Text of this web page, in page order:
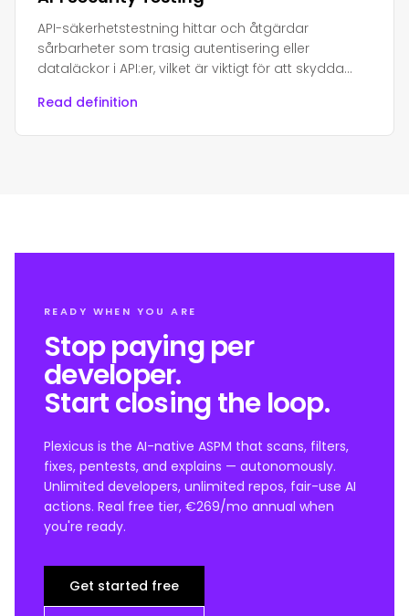
API-säkerhetstestning hittar och åtgärdar
sårbarheter som trasig autentisering eller
dataläckor i API:er, vilket är viktigt för att skydda
Read definition
READY WHEN YOU ARE
Stop paying per
developer.
Start closing the loop.
Plexicus is the AI-native ASPM that scans, filters,
fixes, pentests, and explains — autonomously.
Unlimited developers, unlimited repos, fair-use AI
actions. Real free tier, €269/mo annual when
you're ready.
Get started free